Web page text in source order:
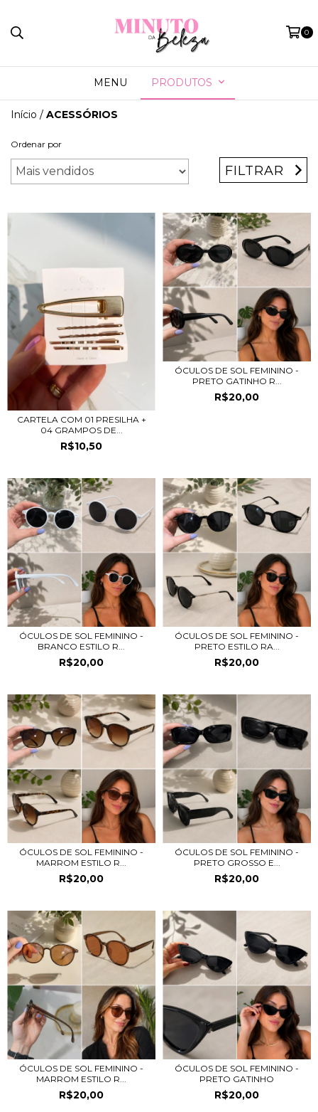
0
MENU PRODUTOS
Início / ACESSÓRIOS
Ordenar por
FILTRAR
CARTELA COM 01 PRESILHA +
04 GRAMPOS DE...
R$10,50
ÓCULOS DE SOL FEMININO -
PRETO GATINHO R...
R$20,00
ÓCULOS DE SOL FEMININO -
BRANCO ESTILO R...
R$20,00
ÓCULOS DE SOL FEMININO -
PRETO ESTILO RA...
R$20,00
ÓCULOS DE SOL FEMININO -
MARROM ESTILO R...
R$20,00
ÓCULOS DE SOL FEMININO -
PRETO GROSSO E...
R$20,00
ÓCULOS DE SOL FEMININO -
MARROM ESTILO R...
R$20,00
ÓCULOS DE SOL FEMININO -
PRETO GATINHO
R$20,00